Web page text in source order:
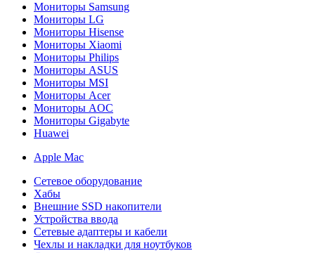
Мониторы Samsung
Мониторы LG
Мониторы Hisense
Мониторы Xiaomi
Мониторы Philips
Мониторы ASUS
Мониторы MSI
Мониторы Acer
Мониторы AOC
Мониторы Gigabyte
Huawei
Apple Mac
Сетевое оборудование
Хабы
Внешние SSD накопители
Устройства ввода
Сетевые адаптеры и кабели
Чехлы и накладки для ноутбуков